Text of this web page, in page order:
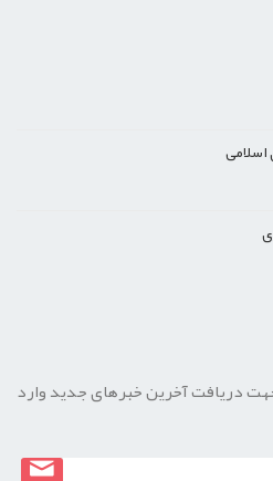
دریافت آخرین خبرهای جدید وارد